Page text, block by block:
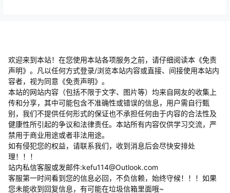
欢迎来到本站！在您使用本站各项服务之前，请仔细阅读本《免责
声明》。凡以任何方式登录/浏览本站内容或直接、间接使用本站内
容者，视为同意《免责声明》。
本站的网站内容（包括不限于文字、图片等）均来自网友的收集上
传和分享，其中可能包含不准确性或错误的信息，用户需自行甄
别，我们不提供任何形式的保证也不承担任何由于内容的合法性及
健康性所引起的争议和法律责任。本站所有内容仅供学习交流，严
禁用于商业用途或者非法用途。
​如有侵犯您的权益，请联系我们，收到消息后会尽快安排处
理！！！
站内私信客服或发邮件:kefu114@Outlook.com
客服第一时间看到您的信息必回，不负信赖，始终守候！！！如果
您未能收到回复信息，有可能在垃圾信箱里面哦~